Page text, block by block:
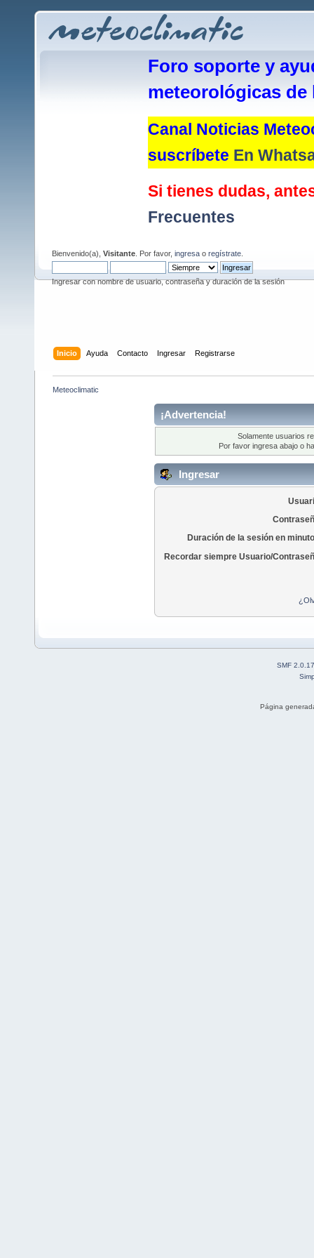
Foro soporte y
meteorológicas de
Canal Noticias
suscríbete En
Si tienes dudas,
Frecuentes
Bienvenido(a), Visitante . Por favor, ingresa o regístrate
Ingresar con nombre de usuario, contraseña y duración de la sesión
Inicio Ayuda Contacto Ingresar Registrarse
Meteoclimatic
¡Advertencia!
Solamente usuarios
Por favor ingresa abajo o
Ingresar
Duración de la sesión en
Recordar siempre Usuario/
SMF 2.0.17
Página